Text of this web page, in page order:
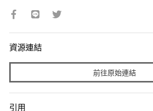
資源連結
前往原始連結
引用